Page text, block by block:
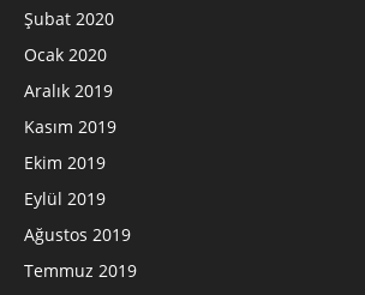
Şubat 2020
Ocak 2020
Aralık 2019
Kasım 2019
Ekim 2019
Eylül 2019
Ağustos 2019
Temmuz 2019